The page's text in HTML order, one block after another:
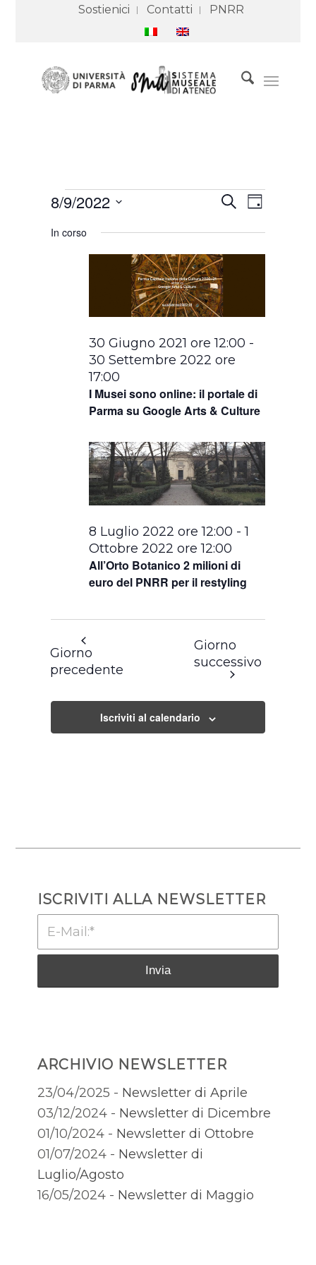
Sostienici Contatti PNRR
Eventi
for
2022
Eventi
Ricerca
Navigazione
CercaEvento
Viste
Giorno
8/9/2022
In corso
I Musei sono online: il portale di
Parma su Google Arts & Culture
30 Giugno 2021 ore 12:00 -
30 Settembre 2022 ore
17:00
All’Orto Botanico 2 milioni di
euro del PNRR per il restyling
8 Luglio 2022 ore 12:00 -1
Ottobre 2022 ore 12:00
Giorno
precedente
Giorno
successivo
Iscriviti al calendario
ISCRIVITI ALLA NEWSLETTER
ARCHIVIO NEWSLETTER
23/04/2025 - Newsletter di Aprile
03/12/2024 - Newsletter di Dicembre
01/10/2024 - Newsletter di Ottobre
01/07/2024 - Newsletter di
Luglio/Agosto
16/05/2024 - Newsletter di Maggio